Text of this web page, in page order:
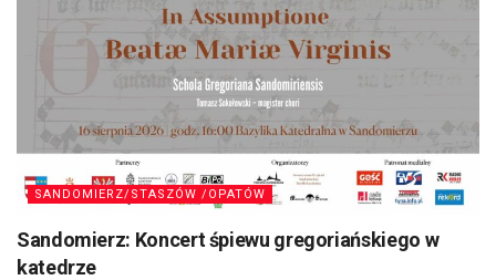
SANDOMIERZ/STASZÓW /OPATÓW
Sandomierz: Koncert śpiewu gregoriańskiego w
katedrze